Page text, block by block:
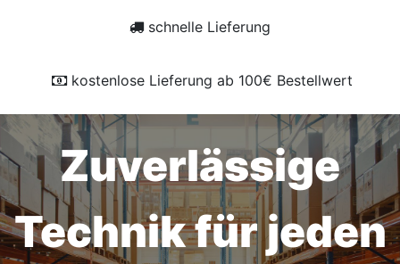
schnelle Lieferung
kostenlose Lieferung ab 100€ Bestellwert
Zuverlässige
Technik für jeden